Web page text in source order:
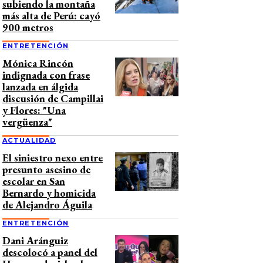
subiendo la montaña
más alta de Perú: cayó
900 metros
ENTRETENCIÓN
Mónica Rincón
indignada con frase
lanzada en álgida
discusión de Campillai
y Flores: "Una
vergüenza"
ACTUALIDAD
El siniestro nexo entre
presunto asesino de
escolar en San
Bernardo y homicida
de Alejandro Águila
ENTRETENCIÓN
Dani Aránguiz
descolocó a panel del